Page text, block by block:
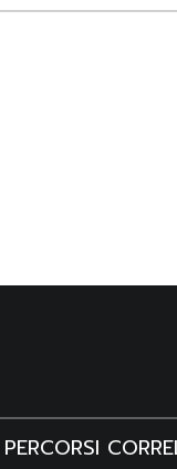
PERCORSI